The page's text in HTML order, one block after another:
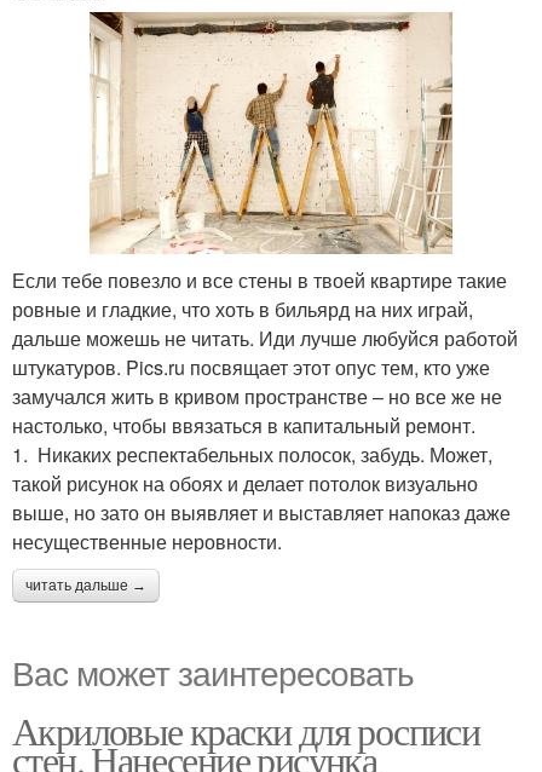
Если тебе повезло и все стены в твоей квартире такие
ровные и гладкие, что хоть в бильярд на них играй,
дальше можешь не читать. Иди лучше любуйся работой
штукатуров. Pics.ru посвящает этот опус тем, кто уже
замучался жить в кривом пространстве – но все же не
настолько, чтобы ввязаться в капитальный ремонт.
1. Никаких респектабельных полосок, забудь. Может,
такой рисунок на обоях и делает потолок визуально
выше, но зато он выявляет и выставляет напоказ даже
несущественные неровности.
читать дальше →
Вас может заинтересовать
Акриловые краски для росписи
стен. Нанесение рисунка